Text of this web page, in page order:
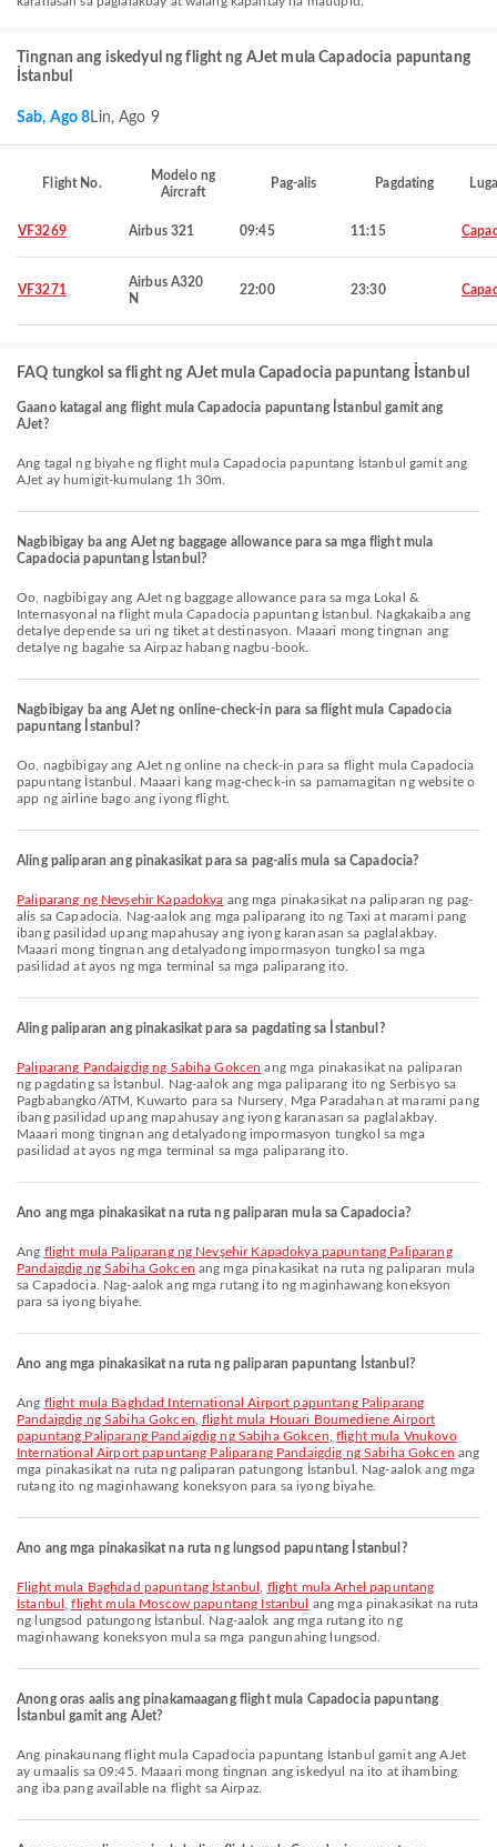
Tingnan ang iskedyul ng flight ng AJet mula Capadocia papuntang
İstanbul
Sab, Ago 8Lin, Ago 9
Flight No.
Modelo ng
Aircraft
Pag-alis Pagdating
VF3269 Airbus 321 09:45 11:15
VF3271
Airbus A320
N
22:00 23:30
FAQ tungkol sa flight ng AJet mula Capadocia papuntang İstanbul
Gaano katagal ang flight mula Capadocia papuntang İstanbul gamit ang
AJet?
Ang tagal ng biyahe ng flight mula Capadocia papuntang İstanbul gamit ang
AJet ay humigit-kumulang 1h 30m.
Nagbibigay ba ang AJet ng baggage allowance para sa mga flight mula
Capadocia papuntang İstanbul?
Oo, nagbibigay ang AJet ng baggage allowance para sa mga Lokal &
Internasyonal na flight mula Capadocia papuntang İstanbul. Nagkakaiba ang
detalye depende sa uri ng tiket at destinasyon. Maaari mong tingnan ang
detalye ng bagahe sa Airpaz habang nagbu-book.
Nagbibigay ba ang AJet ng online-check-in para sa flight mula Capadocia
papuntang İstanbul?
Oo, nagbibigay ang AJet ng online na check-in para sa flight mula Capadocia
papuntang İstanbul. Maaari kang mag-check-in sa pamamagitan ng website o
app ng airline bago ang iyong flight.
Aling paliparan ang pinakasikat para sa pag-alis mula sa Capadocia?
Paliparang ng Nevşehir Kapadokya ang mga pinakasikat na paliparan ng pag-
alis sa Capadocia. Nag-aalok ang mga paliparang ito ng Taxi at marami pang
ibang pasilidad upang mapahusay ang iyong karanasan sa paglalakbay.
Maaari mong tingnan ang detalyadong impormasyon tungkol sa mga
pasilidad at ayos ng mga terminal sa mga paliparang ito.
Aling paliparan ang pinakasikat para sa pagdating sa İstanbul?
Paliparang Pandaigdig ng Sabiha Gokcen ang mga pinakasikat na paliparan
ng pagdating sa İstanbul. Nag-aalok ang mga paliparang ito ng Serbisyo sa
Pagbabangko/ATM, Kuwarto para sa Nursery, Mga Paradahan at marami pang
ibang pasilidad upang mapahusay ang iyong karanasan sa paglalakbay.
Maaari mong tingnan ang detalyadong impormasyon tungkol sa mga
pasilidad at ayos ng mga terminal sa mga paliparang ito.
Ano ang mga pinakasikat na ruta ng paliparan mula sa Capadocia?
Ang flight mula Paliparang ng Nevşehir Kapadokya papuntang Paliparang
Pandaigdig ng Sabiha Gokcen ang mga pinakasikat na ruta ng paliparan mula
sa Capadocia. Nag-aalok ang mga rutang ito ng maginhawang koneksyon
para sa iyong biyahe.
Ano ang mga pinakasikat na ruta ng paliparan papuntang İstanbul?
Ang flight mula Baghdad International Airport papuntang Paliparang
Pandaigdig ng Sabiha Gokcen ,flight mula Houari Boumediene Airport
papuntang Paliparang Pandaigdig ng Sabiha Gokcen ,flight mula Vnukovo
International Airport papuntang Paliparang Pandaigdig ng Sabiha Gokcen ang
mga pinakasikat na ruta ng paliparan patungong İstanbul. Nag-aalok ang mga
rutang ito ng maginhawang koneksyon para sa iyong biyahe.
Ano ang mga pinakasikat na ruta ng lungsod papuntang İstanbul?
flight mula Baghdad papuntang İstanbul
flight mula Arhel papuntang
İstanbul
,flight mula Moscow papuntang İstanbul
ang mga pinakasikat na ruta
ng lungsod patungong İstanbul. Nag-aalok ang mga rutang ito ng
maginhawang koneksyon mula sa mga pangunahing lungsod.
Anong oras aalis ang pinakamaagang flight mula Capadocia papuntang
İstanbul gamit ang AJet?
Ang pinakaunang flight mula Capadocia papuntang İstanbul gamit ang AJet
ay umaalis sa 09:45. Maaari mong tingnan ang iskedyul na ito at ihambing
ang iba pang available na flight sa Airpaz.